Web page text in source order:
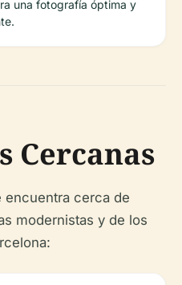
una fotografía óptima y
Cercanas
encuentra cerca de
modernistas y de los